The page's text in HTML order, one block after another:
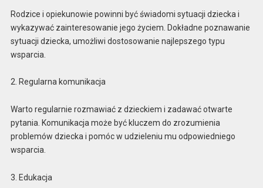
Rodzice i opiekunowie powinni być świadomi sytuacji dziecka i
wykazywać zainteresowanie jego życiem. Dokładne poznawanie
sytuacji dziecka, umożliwi dostosowanie najlepszego typu
wsparcia.
2. Regularna komunikacja
Warto regularnie rozmawiać z dzieckiem i zadawać otwarte
pytania. Komunikacja może być kluczem do zrozumienia
problemów dziecka i pomóc w udzieleniu mu odpowiedniego
wsparcia.
3. Edukacja